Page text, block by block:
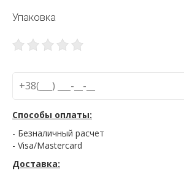
Упаковка
Способы оплаты:
- Безналичный расчет
- Visa/Mastercard
Доставка: